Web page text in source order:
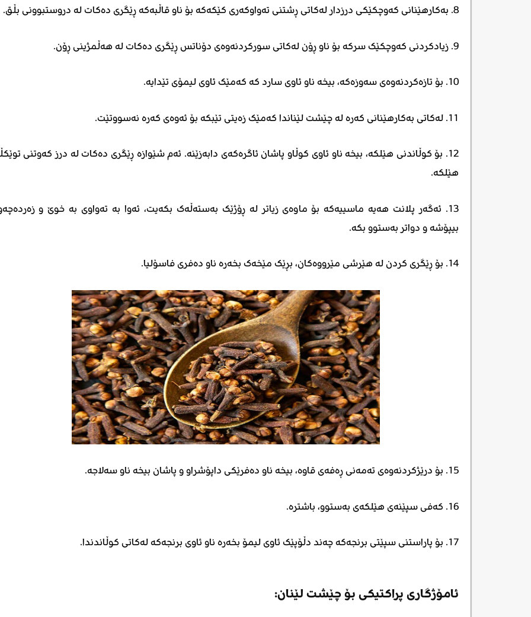
8. بەکارهێنانی کەوچکێکی درزدار لەکاتی ڕشتنی تەواوکەری کێکەکە بۆ ناو قاڵبەکە ڕێگری دەکات لە دروستبوونی بڵق.
9. زیادکردنی کەوچکێک سرکە بۆ ناو ڕۆن لەکاتی سورکردنەوەی دۆناتس ڕێگری دەکات لە هەڵمژینی ڕۆن.
10. بۆ تازەکردنەوەی سەوزەکە، بیخە ناو ئاوی سارد کە کەمێک ئاوی لیمۆی تێدایە.
11. لەکاتی بەکارهێنانی کەرە لە چێشت لێناندا کەمێک زەیتی تێبکە بۆ ئەوەی کەرە نەسووتێت.
12. بۆ کوڵاندنی هێلکە، بیخە ناو ئاوی کوڵاو پاشان ئاگرەکەی دابەزێنە. ئەم شێوازە ڕێگری دەکات لە درز کەوتنی
هێلکە.
13. ئەگەر پلانت هەیە ماسییەکە بۆ ماوەی زیاتر لە ڕۆژێک بەستەڵەک بکەیت، ئەوا بە تەواوی بە خوێ و
بیپۆشە و دواتر بەستوو بکە.
14. بۆ ڕێگری کردن لە هێرشی مێرووەکان، بڕێک مێخەک بخەرە ناو دەفری فاسۆلیا.
15. بۆ درێژکردنەوەی تەمەنی ڕەفەی قاوە، بیخە ناو دەفرێکی داپۆشراو و پاشان بیخە ناو سەلاجە.
16. کەفی سپێنەی هێلکەی بەستوو، باشترە.
17. بۆ پاراستنی سپێتی برنجەکە چەند دڵۆپێک ئاوی لیمۆ بخەرە ناو ئاوی برنجەکە لەکاتی کوڵاندندا.
ئامۆژگاری پراکتیکی بۆ چێشت لێنان: